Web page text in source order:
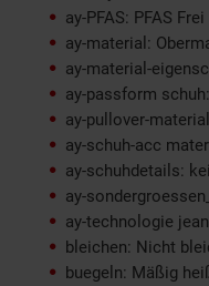
ay-PFAS: PFAS Frei
ay-material:
ay-material-
ay-passform
ay-pullover-
ay-schuh-acc
ay-schuhdetails:
ay-
ay-technologie
bleichen: Nicht
buegeln: Mäßig